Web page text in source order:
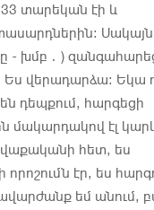
տարեկան էի և
Սակայն
- խմբ․)
Ես վերադարձա։ Եկա
դեպքում, հարգեցի
մակարդակով էլ
հետ, ես
էր, ես
եմ անում,